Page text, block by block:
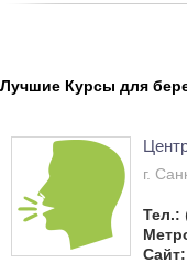
Лучшие Курсы для
г.
Тел.:
Сайт: